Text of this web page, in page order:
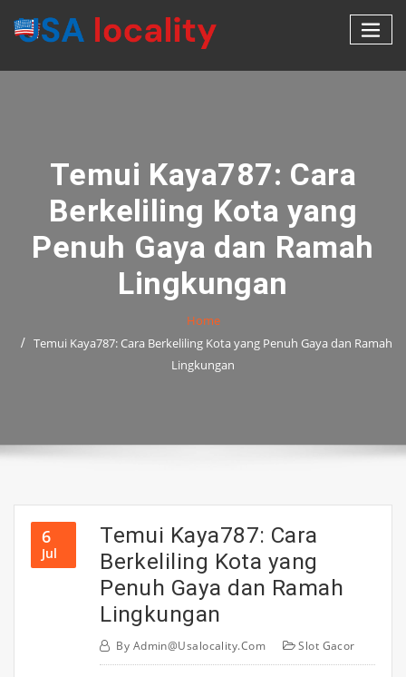
Temui Kaya787: Cara
Berkeliling Kota yang
Penuh Gaya dan Ramah
Lingkungan
Home
Temui Kaya787: Cara Berkeliling Kota yang Penuh Gaya dan Ramah
Lingkungan
6
Jul
Temui Kaya787: Cara
Berkeliling Kota yang
Penuh Gaya dan Ramah
Lingkungan
By Admin@usalocality.com Slot Gacor